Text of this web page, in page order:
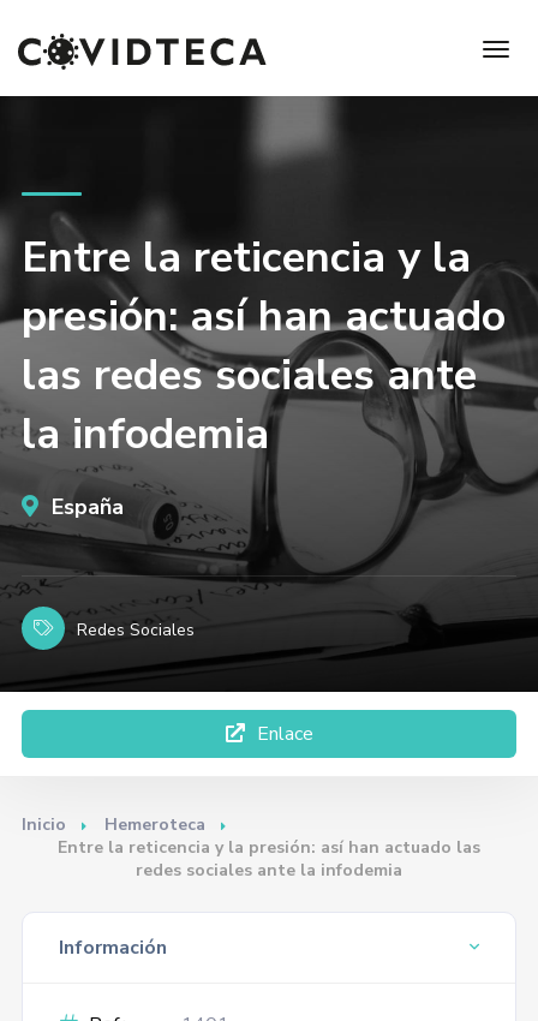
Entre la reticencia y la
presión: así han actuado
las redes sociales ante
la infodemia
España
Redes Sociales
Enlace
Inicio
Hemeroteca
Entre la reticencia y la presión: así han actuado las
redes sociales ante la infodemia
Información